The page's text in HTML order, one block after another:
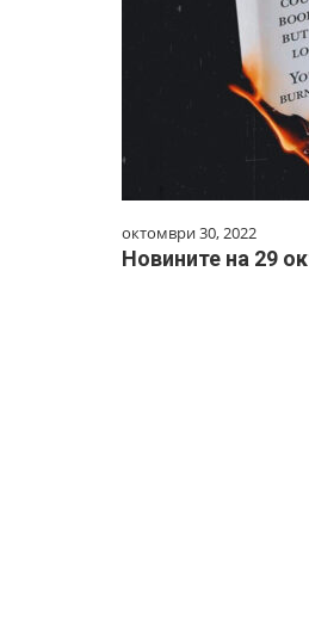
октомври 30, 2022
Новините на 29